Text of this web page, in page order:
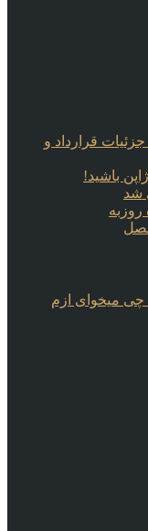
قرارداد و
باشید!
شد
روزبه
چی میخوای ازم